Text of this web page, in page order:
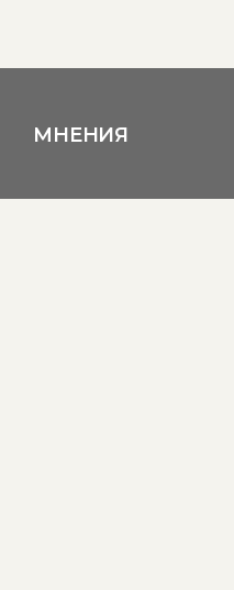
МНЕНИЯ